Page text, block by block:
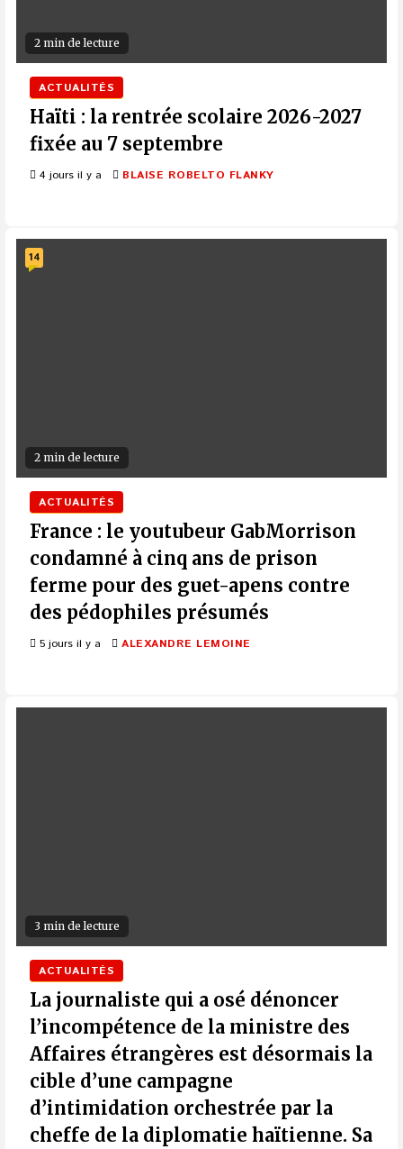
2 min de lecture
ACTUALITÉS
Haïti : la rentrée scolaire 2026-2027
fixée au 7 septembre
4 jours il y a BLAISE ROBELTO FLANKY
2 min de lecture
14
ACTUALITÉS
France : le youtubeur GabMorrison
condamné à cinq ans de prison
ferme pour des guet-apens contre
des pédophiles présumés
5 jours il y a ALEXANDRE LEMOINE
3 min de lecture
ACTUALITÉS
La journaliste qui a osé dénoncer
l’incompétence de la ministre des
Affaires étrangères est désormais la
cible d’une campagne
d’intimidation orchestrée par la
cheffe de la diplomatie haïtienne. Sa